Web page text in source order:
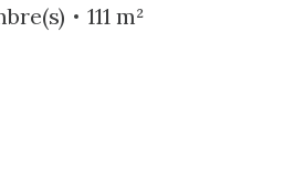
111 m²